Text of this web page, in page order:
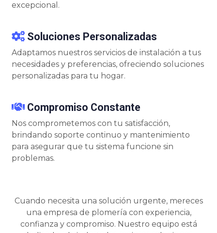
excepcional.
Soluciones Personalizadas
Adaptamos nuestros servicios de instalación a tus
necesidades y preferencias, ofreciendo soluciones
personalizadas para tu hogar.
Compromiso Constante
Nos comprometemos con tu satisfacción,
brindando soporte continuo y mantenimiento
para asegurar que tu sistema funcione sin
problemas.
Cuando necesita una solución urgente, mereces
una empresa de plomería con experiencia,
confianza y compromiso. Nuestro equipo está